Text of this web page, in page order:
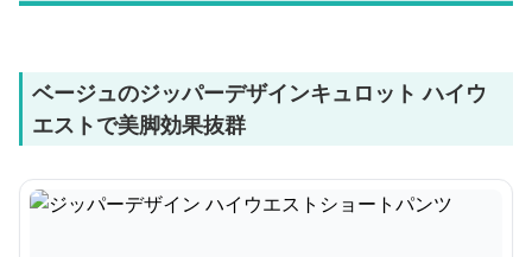
ベージュのジッパーデザインキュロット ハイウ
エストで美脚効果抜群